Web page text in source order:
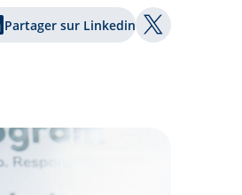
Partager sur Linkedin Partager sur